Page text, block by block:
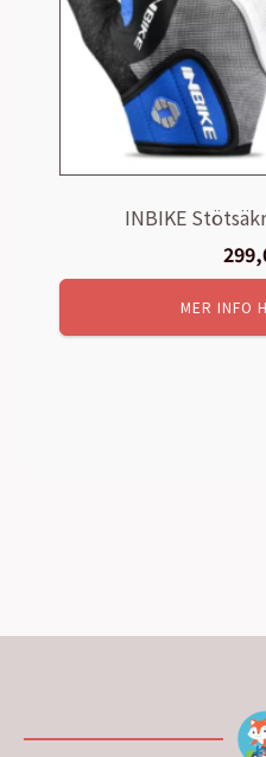
INBIKE
MER INFO